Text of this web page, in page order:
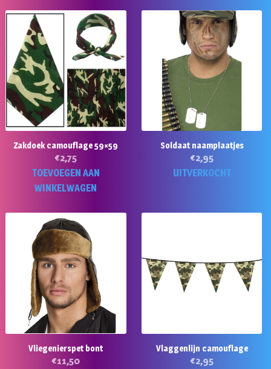
Zakdoek camouflage 59×59
€2,75
TOEVOEGEN AAN
WINKELWAGEN
Soldaat naamplaatjes
€2,95
UITVERKOCHT
Vliegenierspet bont
€11,50
Vlaggenlijn camouflage
€2,95